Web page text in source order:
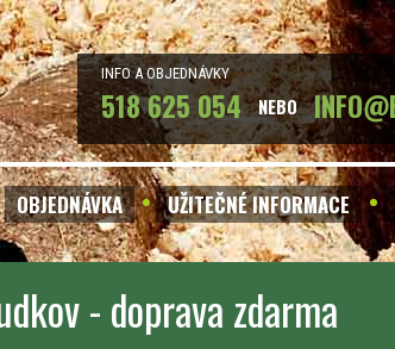
INFO A OBJEDNÁVKY
518 625 054 NEBO
OBJEDNÁVKA UŽITEČNÉ INFORMACE
- doprava zdarma